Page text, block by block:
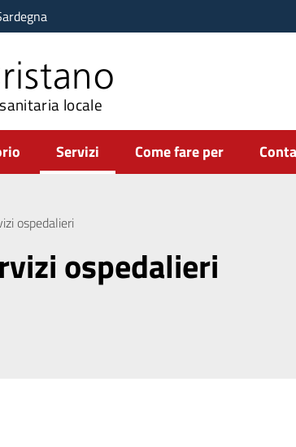
locale
Servizi Come fare per
ospedalieri
ospedalieri